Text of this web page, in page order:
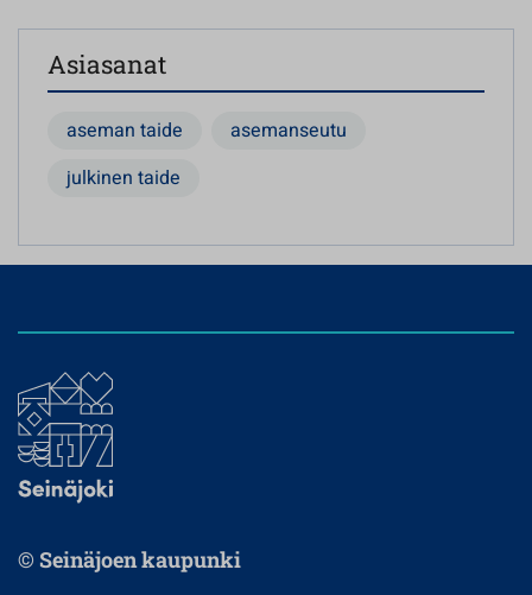
Asiasanat
aseman taide
asemanseutu
julkinen taide
© Seinäjoen kaupunki